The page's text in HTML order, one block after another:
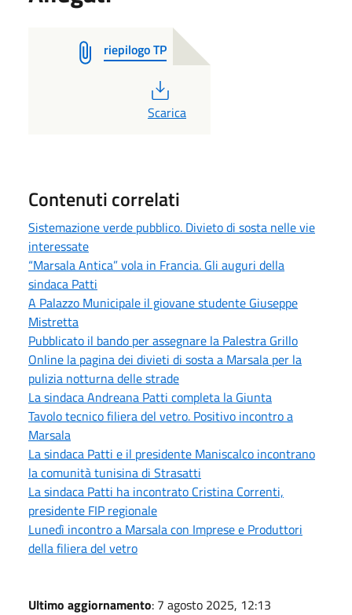
riepilogo TP
PDF
Scarica
Contenuti correlati
Sistemazione verde pubblico. Divieto di sosta nelle vie
interessate
“Marsala Antica” vola in Francia. Gli auguri della
sindaca Patti
A Palazzo Municipale il giovane studente Giuseppe
Mistretta
Pubblicato il bando per assegnare la Palestra Grillo
Online la pagina dei divieti di sosta a Marsala per la
pulizia notturna delle strade
La sindaca Andreana Patti completa la Giunta
Tavolo tecnico filiera del vetro. Positivo incontro a
Marsala
La sindaca Patti e il presidente Maniscalco incontrano
la comunità tunisina di Strasatti
La sindaca Patti ha incontrato Cristina Correnti,
presidente FIP regionale
Lunedì incontro a Marsala con Imprese e Produttori
della filiera del vetro
Ultimo aggiornamento: 7 agosto 2025, 12:13